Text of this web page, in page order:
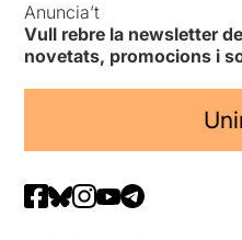
Anuncia’t
Vull rebre la newsletter
novetats, promocions i